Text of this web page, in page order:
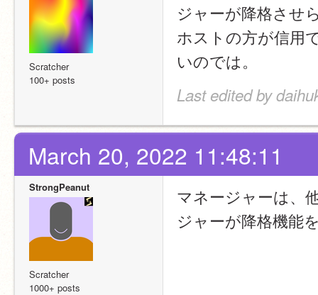
Scratcher
100+ posts
ジャーが降格させ
ホストの方が信用
いのでは。
Last edited by
March 20, 2022 11:48:11
StrongPeanut
Scratcher
1000+ posts
マネージャーは、
ジャーが降格機能